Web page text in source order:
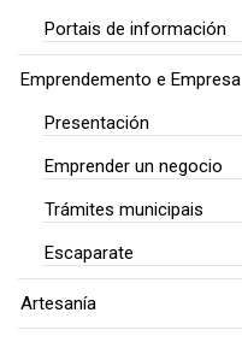
Portais de información
Emprendemento e Empresa
Presentación
Emprender un negocio
Trámites municipais
Escaparate
Artesanía